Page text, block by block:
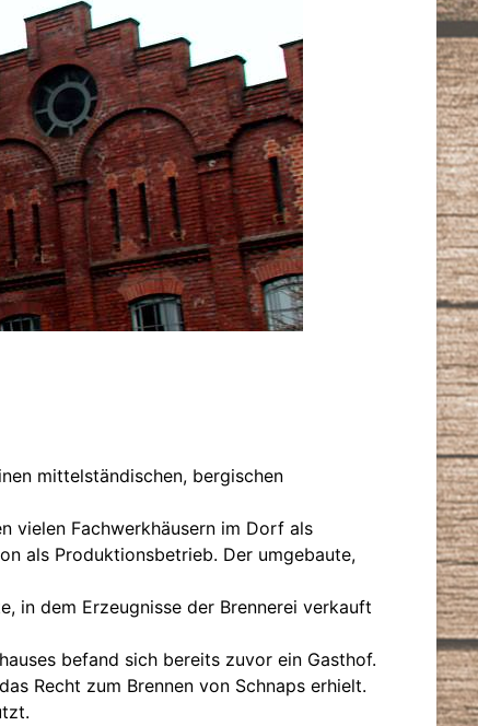
mittelständischen, bergischen
vielen Fachwerkhäusern im Dorf als
als Produktionsbetrieb. Der umgebaute,
in dem Erzeugnisse der Brennerei verkauft
befand sich bereits zuvor ein Gasthof.
Recht zum Brennen von Schnaps erhielt.